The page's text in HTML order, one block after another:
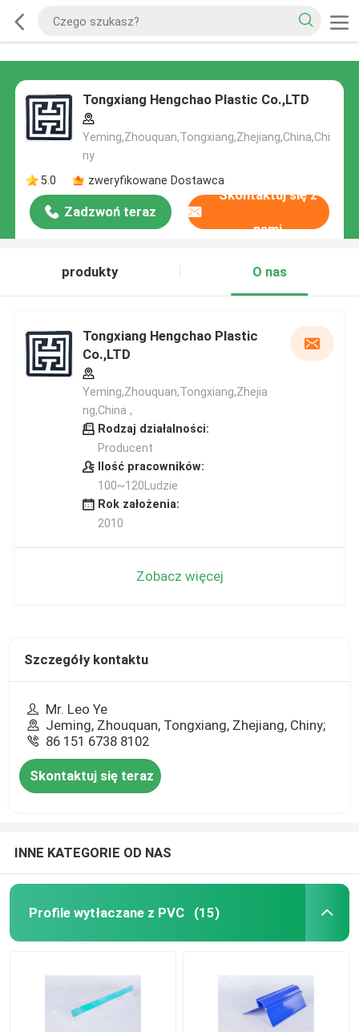
Tongxiang Hengchao Plastic Co.,LTD
Yeming,Zhouquan,Tongxiang,Zhejiang,China,Chi
ny
5.0
zweryfikowane Dostawca
Zadzwoń teraz
Skontaktuj się z
nami
produkty O nas
Tongxiang Hengchao Plastic
Co.,LTD
Yeming,Zhouquan,Tongxiang,Zhejia
ng,China ,
Rodzaj działalności:
Producent
Ilość pracowników:
100~120Ludzie
Rok założenia:
2010
Zobacz więcej
Szczegóły kontaktu
Mr. Leo Ye
Jeming, Zhouquan, Tongxiang, Zhejiang, Chiny;
86 151 6738 8102
Skontaktuj się teraz
INNE KATEGORIE OD NAS
Profile wytłaczane z PVC (15)